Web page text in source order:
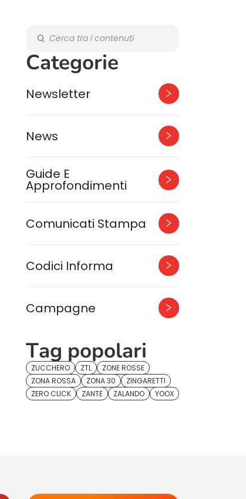
Categorie
Newsletter
News
Guide E
Approfondimenti
Comunicati Stampa
Codici Informa
Campagne
Tag popolari
ZUCCHERO ZTL
ZONE ROSSE
ZONA ROSSA
ZONA 30
ZINGARETTI
ZERO CLICK
ZANTE ZALANDO YOOX